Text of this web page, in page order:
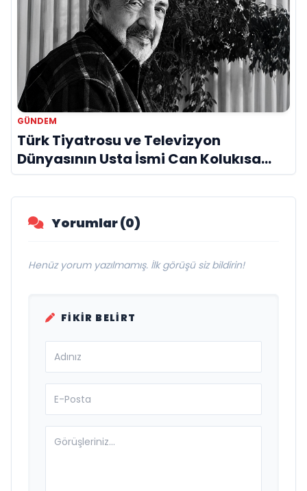
GÜNDEM
Türk Tiyatrosu ve Televizyon
Dünyasının Usta İsmi Can Kolukısa
Hayatını Kaybetti
Yorumlar (0)
Henüz yorum yazılmamış. İlk görüşü siz bildirin!
FIKIR BELIRT